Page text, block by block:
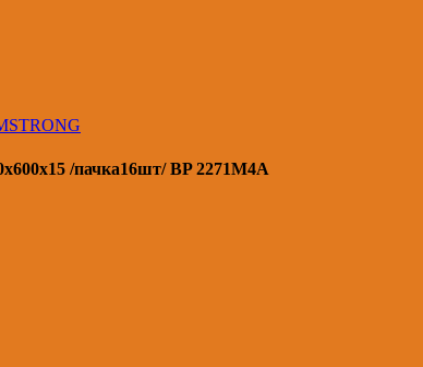
/пачка16шт/ BP 2271M4A